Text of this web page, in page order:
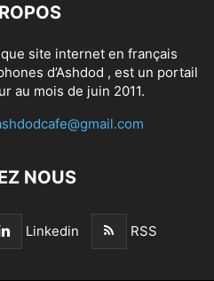
site internet en français
d’Ashdod , est un portail
au mois de juin 2011.
NOUS
Linkedin RSS